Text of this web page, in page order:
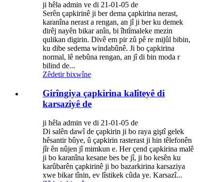
ji hêla admin ve di 21-01-05 de
Serên çapkirinê ji ber dema çapkirina nerast,
karanîna nerast a rengan, an jî ji ber ku demek
dirêj nayên bikar anîn, bi îhtîmaleke mezin
qulikan digirin. Divê em pir zû pê re mijûl bibin,
ku dibe sedema windabûnê. Ji bo çapkirina
normal, lê nebûna rengan, an jî di bin moda r
bilind de...
Zêdetir bixwîne
Girîngiya çapkirina kalîteyê di
karsaziyê de
ji hêla admin ve di 21-01-05 de
Di salên dawî de çapkirin ji bo raya giştî gelek
hêsantir bûye, û çapkirin rasterast ji hin têlefonên
jîr ên nûjen jî mimkun e. Her çend çapkirina malê
ji bo karanîna kesane bes be jî, ji bo kesên ku
karûbarên çapkirinê ji bo bazarkirina karsaziya
xwe bikar tînin, ev lîstikek cûda ye. Karsazî...